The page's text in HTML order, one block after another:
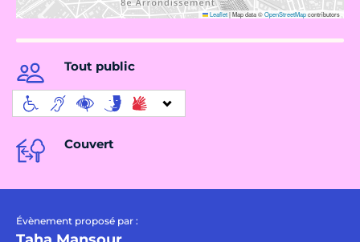
Leaflet|Map data ©OpenStreetMapcontributors
Tout public
Couvert
Évènement proposé par :